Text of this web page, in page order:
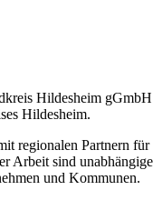
Hildesheim gGmbH
Hildesheim.
regionalen Partnern für
Arbeit sind unabhängige
und Kommunen.